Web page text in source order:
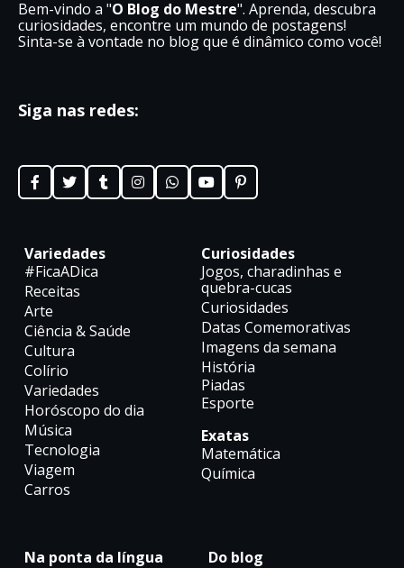
Bem-vindo a "O Blog do Mestre". Aprenda, descubra
curiosidades, encontre um mundo de postagens!
Sinta-se à vontade no blog que é dinâmico como você!
Siga nas redes:
Variedades
#FicaADica
Receitas
Arte
Ciência & Saúde
Cultura
Colírio
Variedades
Horóscopo do dia
Música
Tecnologia
Viagem
Carros
Curiosidades
Jogos, charadinhas e
quebra-cucas
Curiosidades
Datas Comemorativas
Imagens da semana
História
Piadas
Esporte
Exatas
Matemática
Química
Na ponta da língua
Do blog